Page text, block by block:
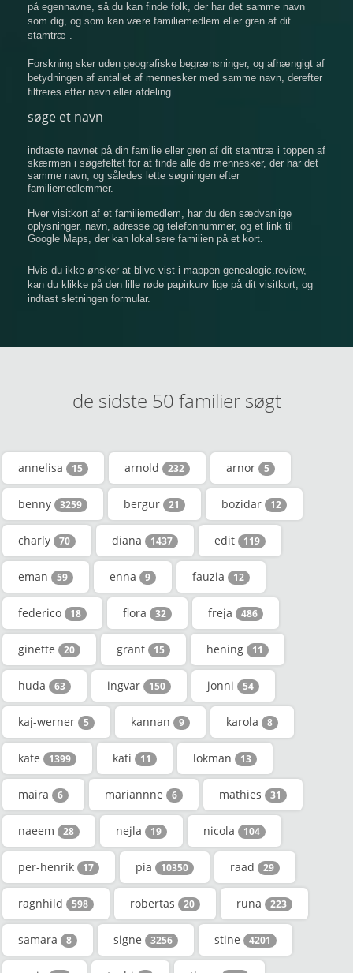
på egennavne, så du kan finde folk, der har det samme navn
som dig, og som kan være familiemedlem eller gren af ​​dit
stamtræ .
Forskning sker uden geografiske begrænsninger, og afhængigt af
betydningen af ​​antallet af mennesker med samme navn, derefter
filtreres efter navn eller afdeling.
søge et navn
indtaste navnet på din familie eller gren af ​​dit stamtræ i toppen af
​​skærmen i søgefeltet for at finde alle de mennesker, der har det
samme navn, og således lette søgningen efter
familiemedlemmer.
Hver visitkort af et familiemedlem, har du den sædvanlige
oplysninger, navn, adresse og telefonnummer, og et link til
Google Maps, der kan lokalisere familien på et kort.
Hvis du ikke ønsker at blive vist i mappen genealogic.review,
kan du klikke på den lille røde papirkurv lige på dit visitkort, og
indtast sletningen formular.
de sidste 50 familier søgt
annelisa 15 arnold 232 arnor 5
benny 3259 bergur 21 bozidar 12
charly 70 diana 1437 edit 119
eman 59 enna 9 fauzia 12
federico 18 flora 32 freja 486
ginette 20 grant 15 hening 11
huda 63 ingvar 150 jonni 54
kaj-werner 5 kannan 9 karola 8
kate 1399 kati 11 lokman 13
maira 6 mariannne 6 mathies 31
naeem 28 nejla 19 nicola 104
per-henrik 17 pia 10350 raad 29
ragnhild 598 robertas 20 runa 223
samara 8 signe 3256 stine 4201